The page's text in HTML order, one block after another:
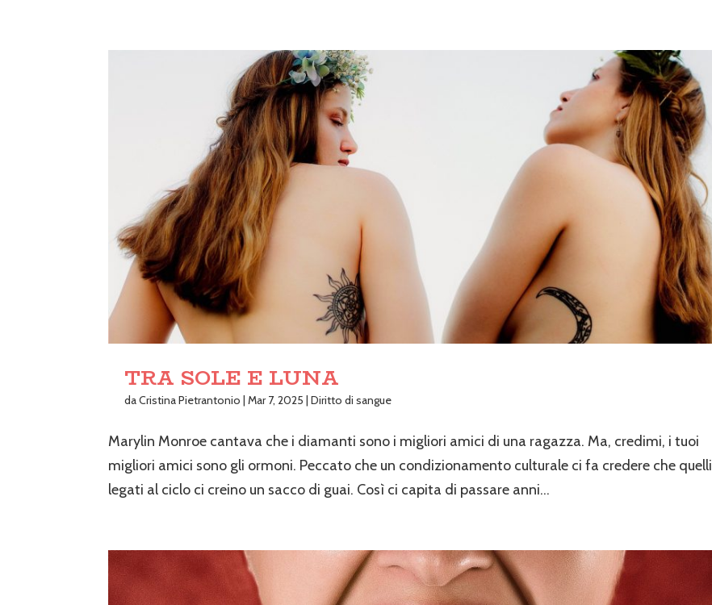
TRA SOLE E LUNA
daCristina Pietrantonio |Mar 7, 2025 |Diritto di sangue
Marylin Monroe cantava che i diamanti sono i migliori amici di una ragazza. Ma, credimi, i tuoi
migliori amici sono gli ormoni. Peccato che un condizionamento culturale ci fa credere che quelli
legati al ciclo ci creino un sacco di guai. Così ci capita di passare anni...